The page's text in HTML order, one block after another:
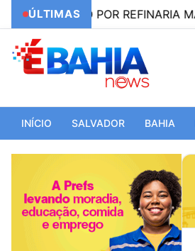
ÚLTIMAS
POR REFINARIA MATARIPE
INÍCIO SALVADOR BAHIA